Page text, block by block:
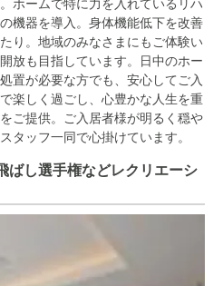
ホームで特に力を入れているリハ
機器を導入。身体機能低下を改善
り。地域のみなさまにもご体験い
放も目指しています。日中のホー
置が必要な方でも、安心してご入
楽しく過ごし、心豊かな人生を重
ご提供。ご入居者様が明るく穏や
タッフ一同で心掛けています。
ばし選手権などレクリエーシ